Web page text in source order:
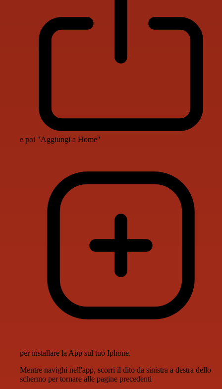
e poi "Aggiungi a Home"
per installare la App sul tuo Iphone.
Mentre navighi nell'app, scorri il dito da sinistra a destra dello
schermo per tornare alle pagine precedenti